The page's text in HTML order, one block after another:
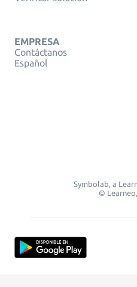
EMPRESA
Contáctanos
Español
Symbolab, a
©